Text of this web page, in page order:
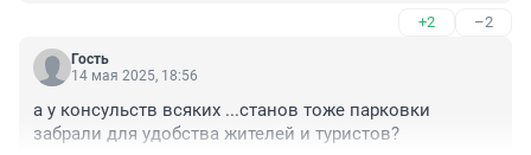
центр запись за 3 месяца, предоплата не мог прийти
дату перенести нельзя деньги не возвращаются.
+2 –2
Гость
14 мая 2025, 18:56
а у консульств всяких ...станов тоже парковки
забрали для удобства жителей и туристов?